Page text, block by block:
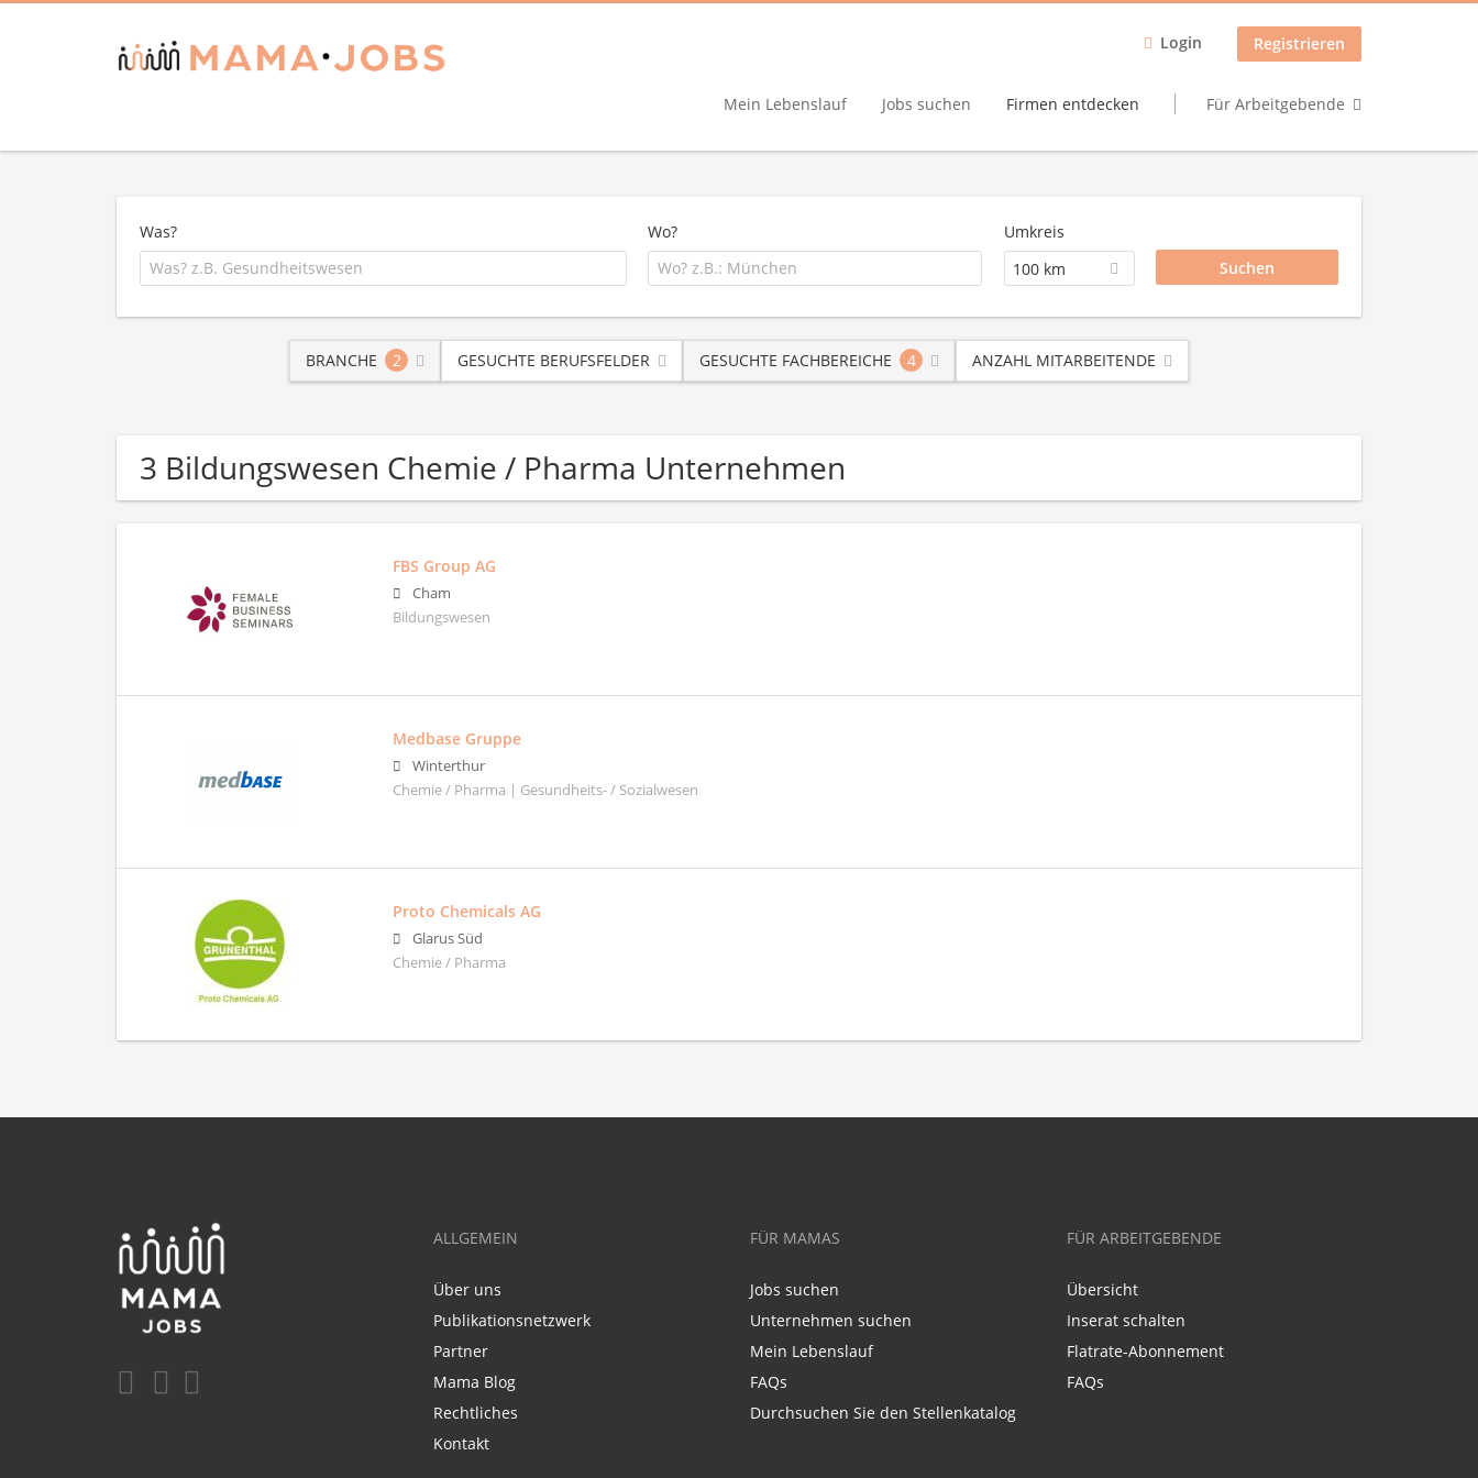
Login Registrieren
Mein Lebenslauf Jobs suchen Firmen entdecken Für Arbeitgebende
Was? Wo?
Umkreis
100 km
BRANCHE 2 GESUCHTE BERUFSFELDER GESUCHTE FACHBEREICHE 4 ANZAHL MITARBEITENDE
3 Bildungswesen Chemie / Pharma Unternehmen
FBS Group AG
Cham
Bildungswesen
Medbase Gruppe
Winterthur
Chemie / Pharma | Gesundheits- / Sozialwesen
Proto Chemicals AG
Glarus Süd
Chemie / Pharma
ALLGEMEIN
Über uns
Publikationsnetzwerk
Partner
Mama Blog
Rechtliches
Kontakt
FÜR MAMAS
Jobs suchen
Unternehmen suchen
Mein Lebenslauf
FAQs
Durchsuchen Sie den Stellenkatalog
FÜR ARBEITGEBENDE
Übersicht
Inserat schalten
Flatrate-Abonnement
FAQs